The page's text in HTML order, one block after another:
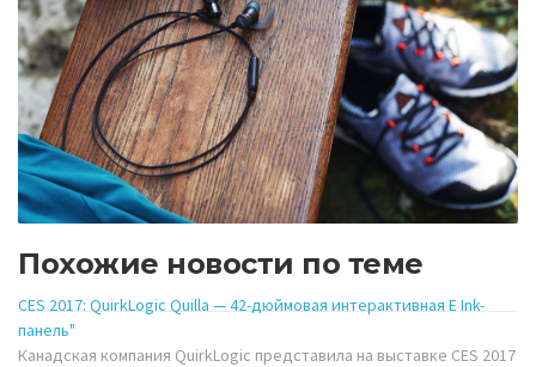
Похожие новости по теме
CES 2017: QuirkLogic Quilla — 42-дюймовая интерактивная E Ink-
панель"
Канадская компания QuirkLogic представила на выставке CES 2017